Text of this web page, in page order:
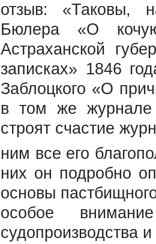
отзыв: «Таковы,
Бюлера «О
Астраханской
записках» 1846
Заблоцкого «О
в том же журнале
строят счастие
ним все его
них он подробно
основы
особое
судопроизводства